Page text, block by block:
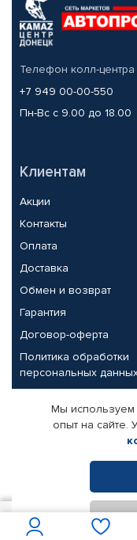
Телефон колл-центра
+7 949 00-00-550
Пн-Вс с 9.00 до 18.00
Клиентам
Акции
Контакты
Оплата
Доставка
Обмен и возврат
Гарантия
Договор-оферта
Политика обработки
персональных
Партнерам
Корпоративным
Поставщикам
© КАМАЗ ЦЕНТР ДОНЕЦК,
Интернет-магазин
Мы
опыт на сайте.